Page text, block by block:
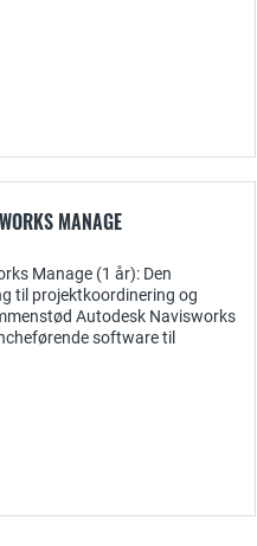
MANAGE
Manage (1 år): Den
til projektkoordinering og
Autodesk Navisworks
software til